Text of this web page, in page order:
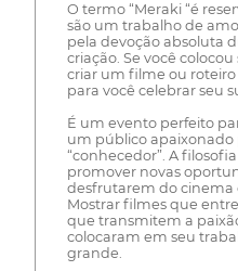
O termo “Meraki “é
são um trabalho de
pela devoção absoluta
criação. Se você
criar um filme ou roteiro
para você celebrar seu
É um evento perfeito
um público apaixonado
“conhecedor”. A
promover novas
desfrutarem do cinema
Mostrar filmes que
que transmitem a
colocaram em seu
grande.